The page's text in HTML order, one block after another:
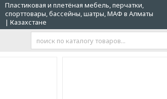
Пластиковая и плетёная мебель, перчатки,
спорттовары, бассейны, шатры, МАФ в Алматы
| Казахстане